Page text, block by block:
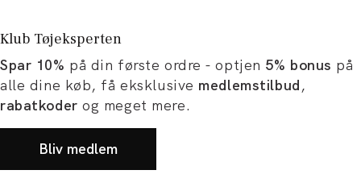
dit købog artikler
og karriere
Klub Tøjeksperten
Spar 10% på din første ordre - optjen 5% bonus på
alle dine køb, få eksklusive medlemstilbud,
rabatkoder og meget mere.
Bliv medlem